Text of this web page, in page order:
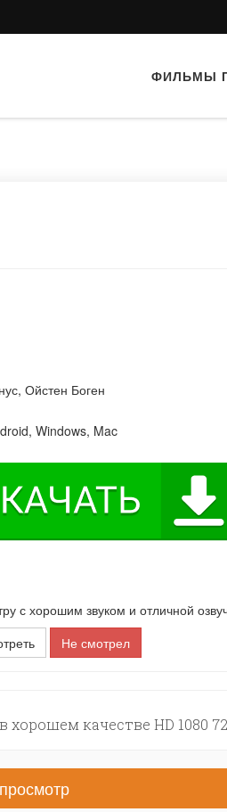
ФИЛЬМЫ
, Ойстен Боген
Windows, Mac
хорошим звуком и отличной
Не смотрел
качестве HD 1080